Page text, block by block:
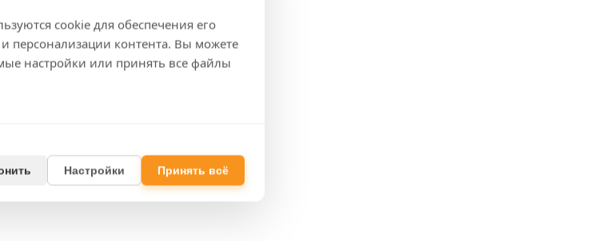
cookie для обеспечения его
персонализации контента. Вы можете
настройки или принять все файлы
Настройки Принять всё